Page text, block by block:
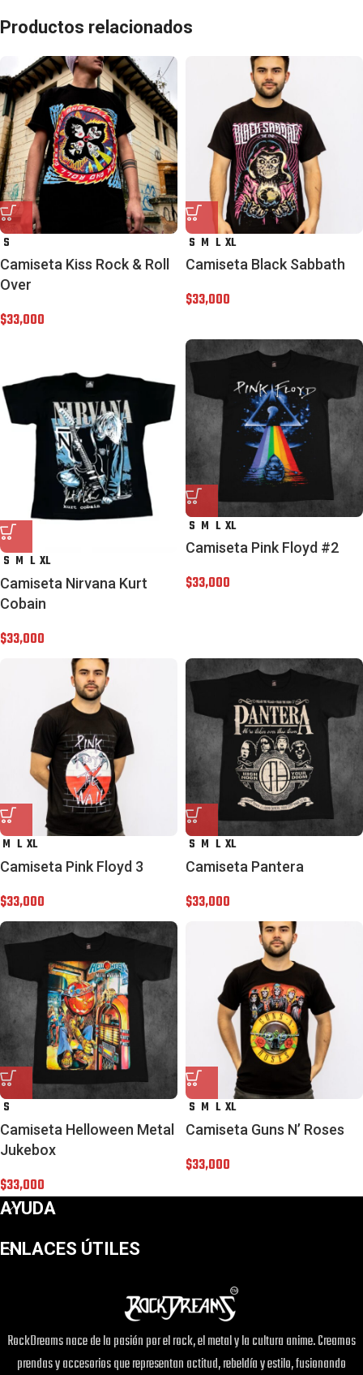
Productos relacionados
S
Camiseta Kiss Rock & Roll
Over
$33,000
S M L XL
Camiseta Black Sabbath
$33,000
S M L XL
Camiseta Nirvana Kurt
Cobain
$33,000
S M L XL
Camiseta Pink Floyd #2
$33,000
M L XL
Camiseta Pink Floyd 3
$33,000
S M L XL
Camiseta Pantera
$33,000
S
Camiseta Helloween Metal
Jukebox
$33,000
S M L XL
Camiseta Guns N’ Roses
$33,000
AYUDA
ENLACES ÚTILES
RockDreams nace de la pasión por el rock, el metal y la cultura anime. Creamos
prendas y accesorios que representan actitud, rebeldía y estilo, fusionando